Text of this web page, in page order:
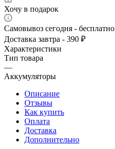
Хочу в подарок
Самовывоз сегодня - бесплатно
Доставка завтра - 390 ₽
Характеристики
Тип товара
—
Аккумуляторы
Описание
Отзывы
Как купить
Оплата
Доставка
Дополнительно